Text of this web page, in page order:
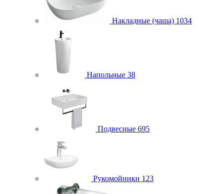
Накладные (чаша) 1034
Напольные 38
Подвесные 695
Рукомойники 123